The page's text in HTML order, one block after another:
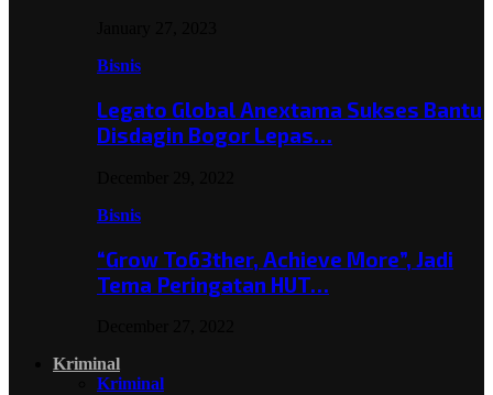
Bisnis
Legato Global Anextama Sukses Bantu
Disdagin Bogor Lepas…
Bisnis
“Grow To63ther, Achieve More”, Jadi
Tema Peringatan HUT…
Kriminal
Kriminal